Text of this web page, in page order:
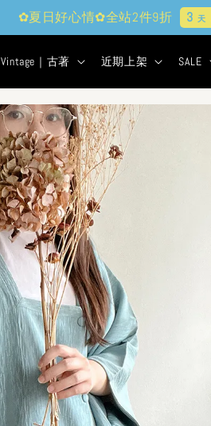
✿夏日好心情✿全站2件9折 3 天
Vintage｜古著 近期上架 SALE